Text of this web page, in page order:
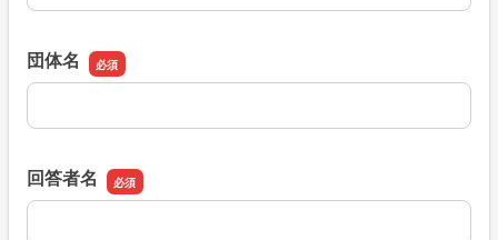
団体名
団体名
回答者名
回答者名